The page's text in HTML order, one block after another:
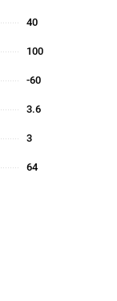
40
100
-60
3.6
3
64